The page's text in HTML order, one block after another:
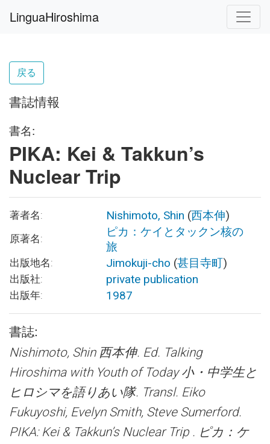
LinguaHiroshima
戻る
書誌情報
書名:
PIKA: Kei & Takkun’s
Nuclear Trip
著者名: Nishimoto, Shin (西本伸)
原著名:
ピカ：ケイとタックン核の
旅
出版地名: Jimokuji-cho (甚目寺町)
出版社: private publication
出版年: 1987
書誌:
Nishimoto, Shin 西本伸. Ed. Talking
Hiroshima with Youth of Today 小・中学生と
ヒロシマを語りあい隊. Transl. Eiko
Fukuyoshi, Evelyn Smith, Steve Sumerford.
PIKA: Kei & Takkun’s Nuclear Trip . ピカ：ケ